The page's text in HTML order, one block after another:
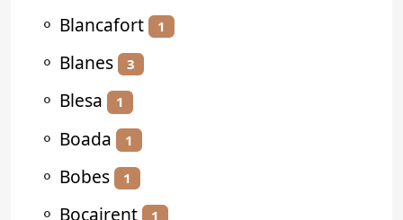
⚬ Blancafort 1
⚬ Blanes 3
⚬ Blesa 1
⚬ Boada 1
⚬ Bobes 1
⚬ Bocairent 1